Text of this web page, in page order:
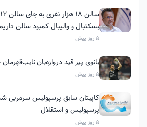
بسکتبال و والیبال کمبود سالن
5 روز پیش
بانوی پیر قید دروازه‌بان
5 روز پیش
کاپیتان سابق پرسپولیس سرمربی
پرسپولیس و استقلال
5 روز پیش